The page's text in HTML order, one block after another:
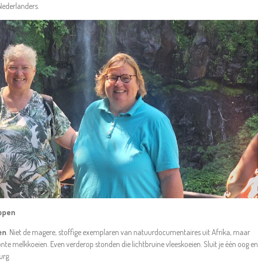
. Niet de magere, stoffige exemplaren van natuurdocumentaires uit Afrika, maar
melkkoeien. Even verderop stonden die lichtbruine vleeskoeien. Sluit je één oog en